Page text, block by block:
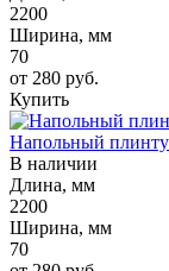
2200
Ширина, мм
70
от 280 руб.
Купить
Напольный
В наличии
Длина, мм
2200
Ширина, мм
70